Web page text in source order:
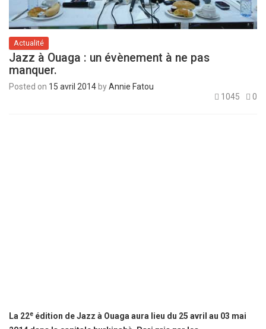
Actualité
Jazz à Ouaga : un évènement à ne pas
manquer.
Posted on 15 avril 2014 byAnnie Fatou
1045
0
La 22e édition de Jazz à Ouaga aura lieu du 25 avril au 03 mai